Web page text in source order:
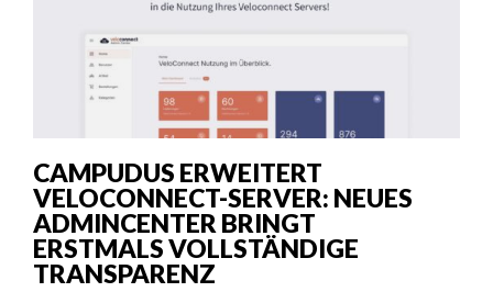
CAMPUDUS ERWEITERT
VELOCONNECT-SERVER: NEUES
ADMINCENTER BRINGT
ERSTMALS VOLLSTÄNDIGE
TRANSPARENZ